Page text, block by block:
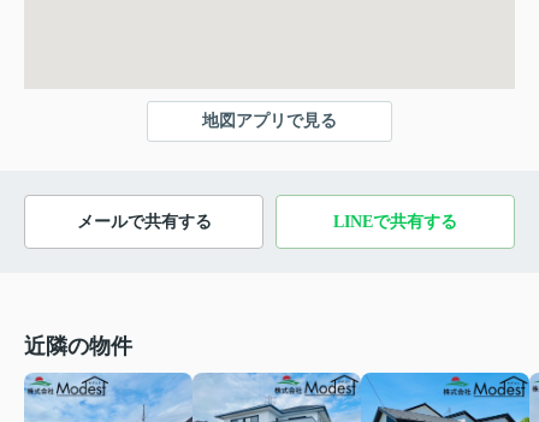
地図アプリで見る
メールで共有する LINEで共有する
近隣の物件